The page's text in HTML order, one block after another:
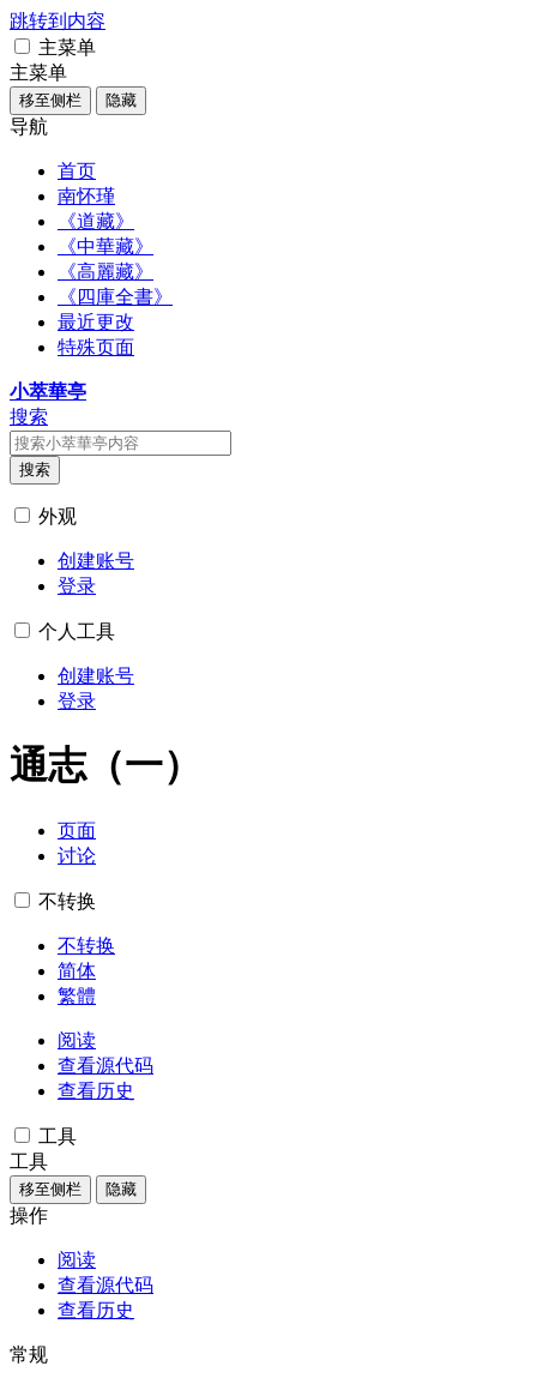
跳转到内容
主菜单
主菜单
移至侧栏 隐藏
导航
首页
南怀瑾
《道藏》
《中華藏》
《高麗藏》
《四庫全書》
最近更改
特殊页面
小萃華亭
搜索
搜索
外观
创建账号
登录
个人工具
创建账号
登录
通志（一）
页面
讨论
不转换
不转换
简体
繁體
阅读
查看源代码
查看历史
工具
工具
移至侧栏 隐藏
操作
阅读
查看源代码
查看历史
常规